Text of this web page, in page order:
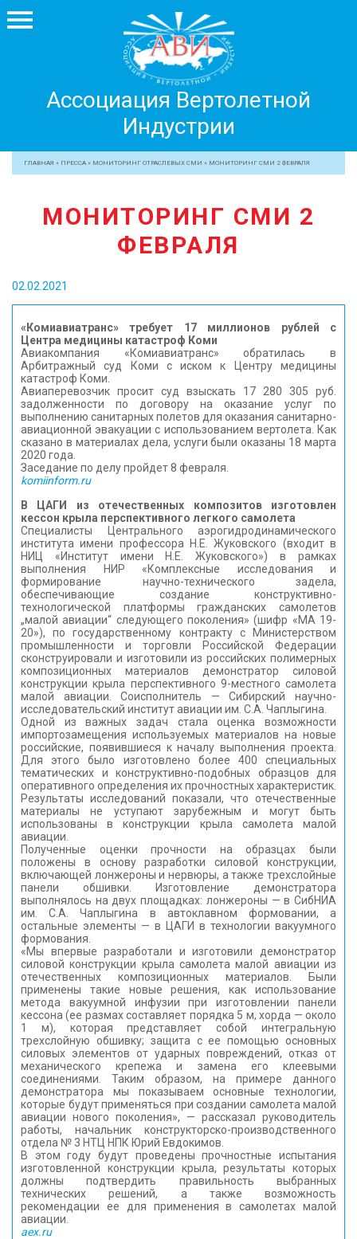
Ассоциация Вертолетной
Индустрии
Вертолетной
Индустрии
+7 499 755 99 29
ЧЛЕНЫ АВИ
МЕРОПРИЯТИЯ
ЖУРНАЛ
ПРЕССА
МЕДИА
КОНТАКТЫ
ГЛАВНАЯ » ПРЕССА » МОНИТОРИНГ ОТРАСЛЕВЫХ СМИ » МОНИТОРИНГ СМИ 2 ФЕВРАЛЯ
МОНИТОРИНГ СМИ 2
ФЕВРАЛЯ
02.02.2021
«Комиавиатранс» требует 17 миллионов рублей с
Центра медицины катастроф Коми
Авиакомпания «Комиавиатранс» обратилась в
Арбитражный суд Коми с иском к Центру медицины
катастроф Коми.
Авиаперевозчик просит суд взыскать 17 280 305 руб.
задолженности по договору на оказание услуг по
выполнению санитарных полетов для оказания санитарно-
авиационной эвакуации с использованием вертолета. Как
сказано в материалах дела, услуги были оказаны 18 марта
2020 года.
Заседание по делу пройдет 8 февраля.
komiinform.ru
В ЦАГИ из отечественных композитов изготовлен
кессон крыла перспективного легкого самолета
Специалисты Центрального аэрогидродинамического
института имени профессора Н.Е. Жуковского (входит в
НИЦ «Институт имени Н.Е. Жуковского») в рамках
выполнения НИР «Комплексные исследования и
формирование научно-технического задела,
обеспечивающие создание конструктивно-
технологической платформы гражданских самолетов
„малой авиации“ следующего поколения» (шифр «МА 19-
20»), по государственному контракту с Министерством
промышленности и торговли Российской Федерации
сконструировали и изготовили из российских полимерных
композиционных материалов демонстратор силовой
конструкции крыла перспективного 9-местного самолета
малой авиации. Соисполнитель — Сибирский научно-
исследовательский институт авиации им. С.А. Чаплыгина.
Одной из важных задач стала оценка возможности
импортозамещения используемых материалов на новые
российские, появившиеся к началу выполнения проекта.
Для этого было изготовлено более 400 специальных
тематических и конструктивно-подобных образцов для
оперативного определения их прочностных характеристик.
Результаты исследований показали, что отечественные
материалы не уступают зарубежным и могут быть
использованы в конструкции крыла самолета малой
авиации.
Полученные оценки прочности на образцах были
положены в основу разработки силовой конструкции,
включающей лонжероны и нервюры, а также трехслойные
панели обшивки. Изготовление демонстратора
выполнялось на двух площадках: лонжероны — в СибНИА
им. С.А. Чаплыгина в автоклавном формовании, а
остальные элементы — в ЦАГИ в технологии вакуумного
формования.
«Мы впервые разработали и изготовили демонстратор
силовой конструкции крыла самолета малой авиации из
отечественных композиционных материалов. Были
применены такие новые решения, как использование
метода вакуумной инфузии при изготовлении панели
кессона (ее размах составляет порядка 5 м, хорда — около
1 м), которая представляет собой интегральную
трехслойную обшивку; защита с ее помощью основных
силовых элементов от ударных повреждений, отказ от
механического крепежа и замена его клеевыми
соединениями. Таким образом, на примере данного
демонстратора мы показываем основные технологии,
которые будут применяться при создании самолета малой
авиации нового поколения», — рассказал руководитель
работы, начальник конструкторско-производственного
отдела № 3 НТЦ НПК Юрий Евдокимов.
В этом году будут проведены прочностные испытания
изготовленной конструкции крыла, результаты которых
должны подтвердить правильность выбранных
технических решений, а также возможность
рекомендации ее для применения в самолетах малой
авиации.
aex.ru